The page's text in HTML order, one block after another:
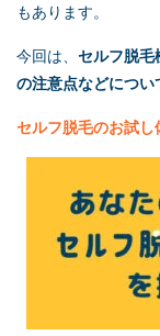
もあります。
今回は、 セルフ脱毛
の注意点などについ
セルフ脱毛のお試し